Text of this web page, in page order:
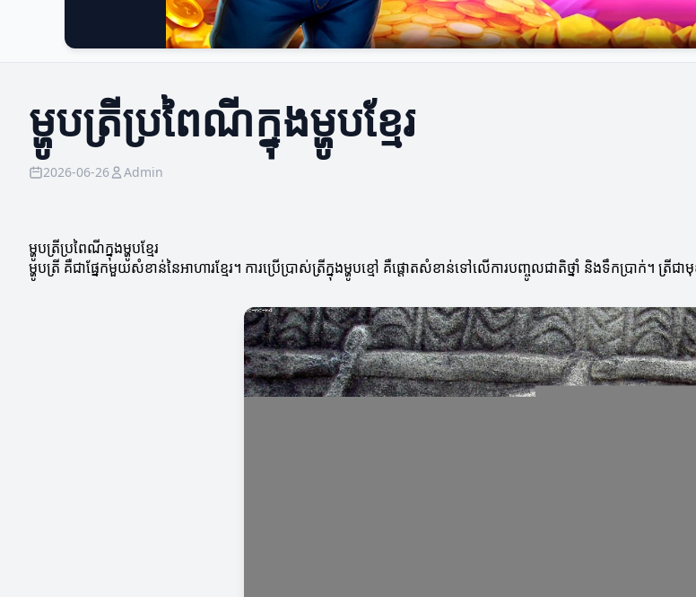
ម្ហូបត្រីប្រពៃណីក្នុងម្ហូបខ្មែរ
2026-06-26 Admin
ម្ហូបត្រីប្រពៃណីក្នុងម្ហូបខ្មែរ
ម្ហូបត្រី គឺជាផ្នែកមួយសំខាន់នៃអាហារខ្មែរ។ ការប្រើប្រាស់ត្រីក្នុងម្ហូបខ្មៅ គឺផ្តោតសំខាន់ទៅលើការបញ្ចូលជាតិថ្នាំ និងទឹកប្រាក់។